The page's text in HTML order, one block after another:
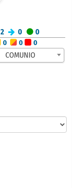
2 0 0
0 0 0
COMUNIO